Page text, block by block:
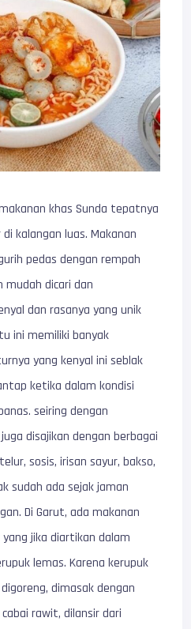
khas Sunda tepatnya
kalangan luas. Makanan
pedas dengan rempah
mudah dicari dan
dan rasanya yang unik
ini memiliki banyak
yang kenyal ini seblak
ketika dalam kondisi
seiring dengan
disajikan dengan berbagai
sosis, irisan sayur, bakso,
sudah ada sejak jaman
Di Garut, ada makanan
jika diartikan dalam
lemas. Karena kerupuk
dimasak dengan
rawit, dilansir dari